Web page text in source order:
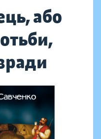
або